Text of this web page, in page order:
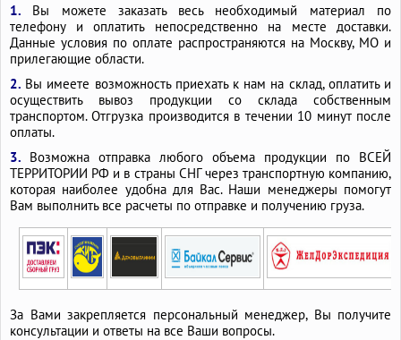
1. Вы можете заказать весь необходимый материал по
телефону и оплатить непосредственно на месте доставки.
Данные условия по оплате распространяются на Москву, МО и
прилегающие области.
2. Вы имеете возможность приехать к нам на склад, оплатить и
осуществить вывоз продукции со склада собственным
транспортом. Отгрузка производится в течении 10 минут после
оплаты.
3. Возможна отправка любого объема продукции по ВСЕЙ
ТЕРРИТОРИИ РФ и в страны СНГ через транспортную компанию,
которая наиболее удобна для Вас. Наши менеджеры помогут
Вам выполнить все расчеты по отправке и получению груза.
За Вами закрепляется персональный менеджер, Вы получите
консультации и ответы на все Ваши вопросы.